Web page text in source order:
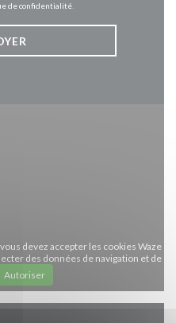
de confidentialité
devez accepter les cookies Waze
des données de navigation et de
Autoriser